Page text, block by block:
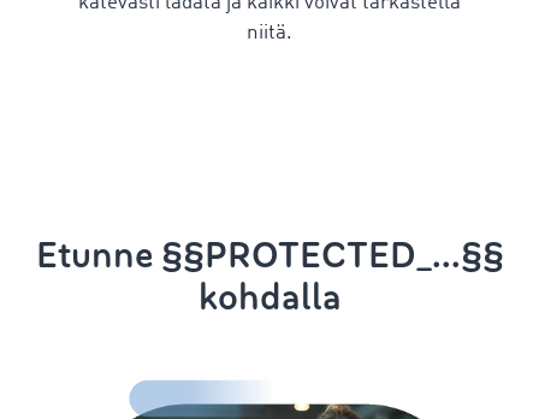
niitä.
Etunne §§PROTECTED_...§§
kohdalla